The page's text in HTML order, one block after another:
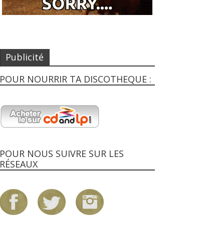
Publicité
POUR NOURRIR TA DISCOTHEQUE :
POUR NOUS SUIVRE SUR LES
RÉSEAUX